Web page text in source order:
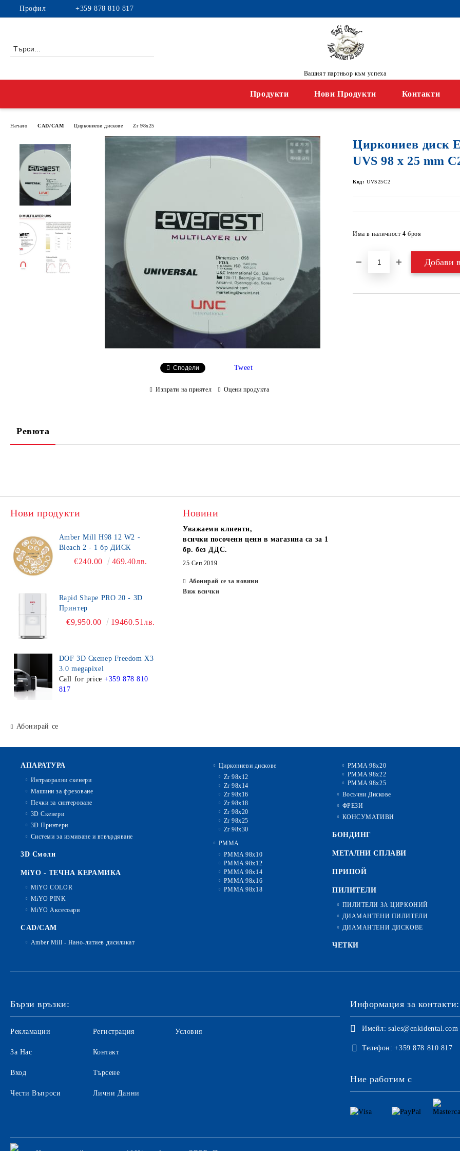
Профил +359 878 810 817
Вашият партньор към успеха
Продукти Нови Продукти Контакти
Начало CAD/CAM Циркониеви дискове Zr 98x25
Циркониев диск
UVS 98 x 25 mm
Код: UVS25C2
Има в наличност 4 броя
Сподели Tweet
Изпрати на приятел Оцени продукта
Ревюта
Нови продукти
Amber Mill H98 12 W2 -
Bleach 2 - 1 бр ДИСК
€240.00 469.40лв.
Rapid Shape PRO 20 - 3D
Принтер
€9,950.00 19460.51лв.
DOF 3D Скенер Freedom X3
3.0 megapixel
Call for price +359 878 810
817
Абонирай се
Новини
Уважаеми клиенти,
всички посочени цени в магазина са за 1
бр. без ДДС.
25 Сеп 2019
Абонирай се за новини
Виж всички
АПАРАТУРА
Интраорални скенери
Машини за фрезоване
Печки за синтероване
3D Скенери
3D Принтери
Системи за измиване и втвърдяване
3D Смоли
MiYO - ТЕЧНА КЕРАМИКА
MiYO COLOR
MiYO PINK
MiYO Аксесоари
CAD/CAM
Amber Mill - Нано-литиев дисиликат
Циркониеви дискове
Zr 98x12
Zr 98x14
Zr 98x16
Zr 98x18
Zr 98x20
Zr 98x25
Zr 98x30
PMMA
PMMA 98x10
PMMA 98x12
PMMA 98x14
PMMA 98x16
PMMA 98x18
PMMA 98x20
PMMA 98x22
PMMA 98x25
Восъчни Дискове
ФРЕЗИ
КОНСУМАТИВИ
БОНДИНГ
МЕТАЛНИ СПЛАВИ
ПРИПОЙ
ПИЛИТЕЛИ
ПИЛИТЕЛИ ЗА ЦИРКОНИЙ
ДИАМАНТЕНИ ПИЛИТЕЛИ
ДИАМАНТЕНИ ДИСКОВЕ
ЧЕТКИ
Бързи връзки:
Рекламации
За Нас
Вход
Чести Въпроси
Регистрация
Контакт
Търсене
Лични Данни
Условия
Информация за контакти:
Имейл: sales@enkidental.com
Телефон: +359 878 810 817
Ние работим с